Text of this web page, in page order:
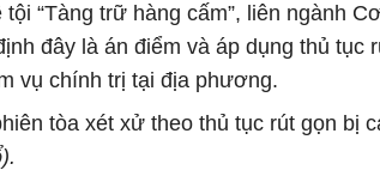
“Tàng trữ hàng cấm”, liên ngành
đây là án điểm và áp dụng thủ tục
vụ chính trị tại địa phương.
tòa xét xử theo thủ tục rút gọn bị